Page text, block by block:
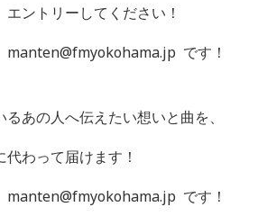
ントリーしてください！
manten@fmyokohama.jp です！
あの人へ伝えたい想いと曲を、
わって届けます！
manten@fmyokohama.jp です！